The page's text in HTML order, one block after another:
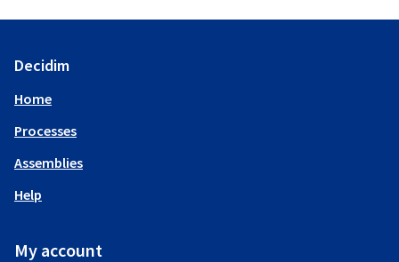
Decidim
Home
Processes
Assemblies
Help
My account